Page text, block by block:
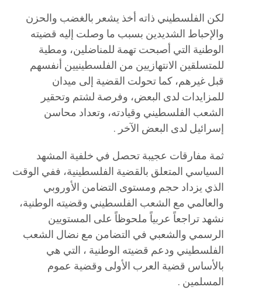
لكن الفلسطيني ذاته أخذ يشعر بالغضب والحزن
والإحباط الشديدين بسبب ما وصلت إليه قضيته
الوطنية التي أصبحت تهمة للمناضلين، ومطية
للمتسلقين الانتهازيين من الفلسطينيين أنفسهم
قبل غيرهم، كما تحولت القضية إلى ميدان
للمزايدات لدى البعض، وفرصة لشتم وتحقير
الشعب الفلسطيني وقيادته، وتعداد محاسن
إسرائيل لدى البعض الآخر .
ثمة مفارقات عجيبة تحصل في خلفية المشهد
السياسي المتعلق بالقضية الفلسطينية، ففي الوقت
الذي يزداد حجم ومستوى التضامن الأوروبي
والعالمي مع الشعب الفلسطيني وقضيته الوطنية،
نشهد تراجعاً عربياً ملحوظاً على المستويين
الرسمي والشعبي في التضامن مع نضال الشعب
الفلسطيني ودعم قضيته الوطنية ، التي هي
بالأساس قضية العرب الأولى وقضية عموم
المسلمين .